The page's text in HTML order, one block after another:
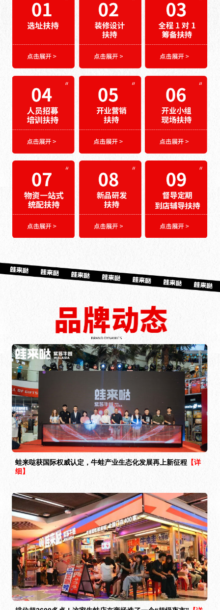
蛙来哒获国际权威认定，牛蛙产业生态化发展再上新征程 【详
细】